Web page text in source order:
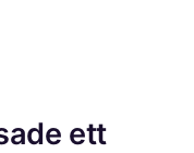
ett